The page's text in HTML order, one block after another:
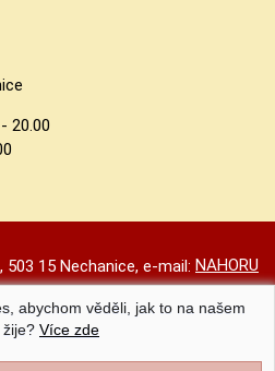
20.00
NAHORU
15 Nechanice, e-mail:
web|Nastavení cookies
abychom věděli, jak to na našem
Více zde